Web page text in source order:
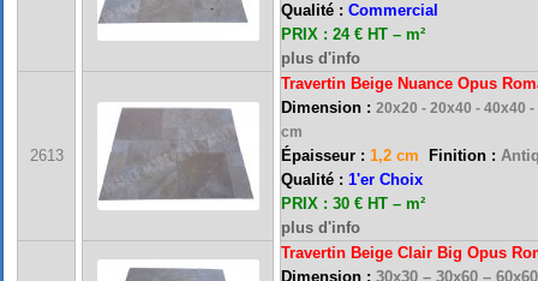
Qualité : Commercial
PRIX : 24 € HT – m²
plus d'info
2613
Travertin Beige Nuance Opus
Dimension : 20x20 - 20x40 - 40x40
cm
Épaisseur : 1,2 cm Finition :
Qualité : 1'er Choix
PRIX : 30 € HT – m²
plus d'info
Travertin Beige Clair Big Opus
Dimension : 30x30 – 30x60 –